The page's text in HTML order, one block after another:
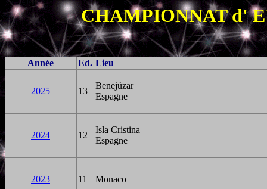
CHAMPIONNAT d'
Année Ed. Lieu
2025 13
Benejüzar
Espagne
2024 12
Isla Cristina
Espagne
2023 11 Monaco